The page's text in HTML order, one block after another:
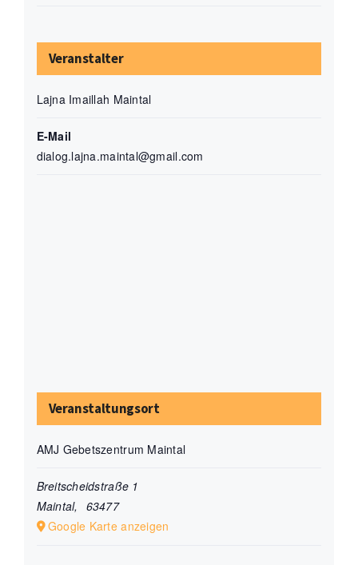
Veranstalter
Lajna Imaillah Maintal
E-Mail
dialog.lajna.maintal@gmail.com
Veranstaltungsort
AMJ Gebetszentrum Maintal
Breitscheidstraße 1
Maintal, 63477
Google Karte anzeigen